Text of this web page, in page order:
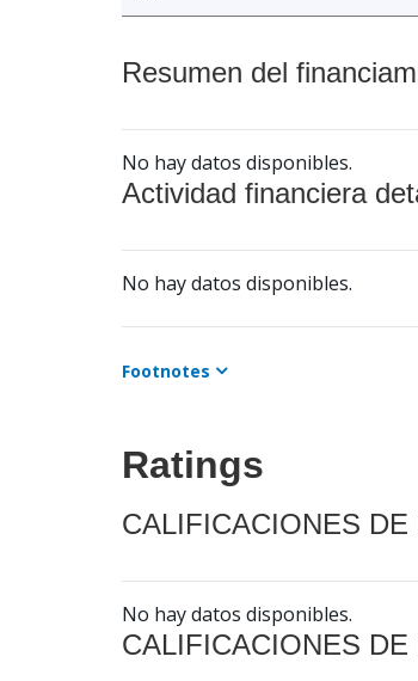
Resumen del
No hay datos disponibles.
Actividad financiera
No hay datos disponibles.
Footnotes
Ratings
CALIFICACIONES DE
No hay datos disponibles.
CALIFICACIONES